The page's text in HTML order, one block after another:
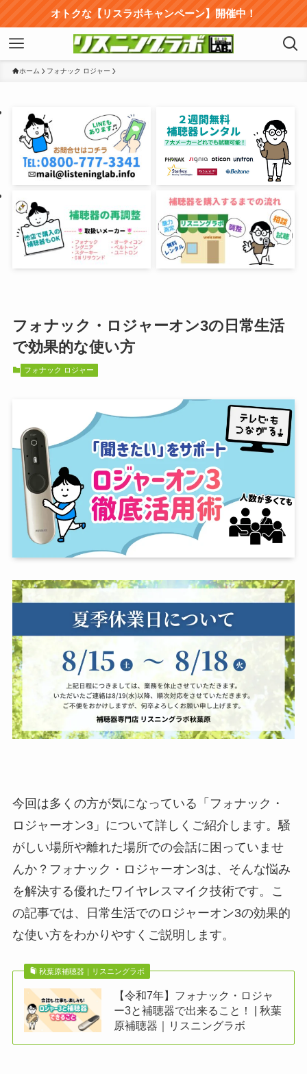
オトクな【リスラボキャンペーン】開催中！
ホーム フォナック ロジャー
フォナック・ロジャーオン3の日常生活
で効果的な使い方
フォナック ロジャー
今回は多くの方が気になっている「フォナック・
ロジャーオン3」について詳しくご紹介します。騒
がしい場所や離れた場所での会話に困っていませ
んか？フォナック・ロジャーオン3は、そんな悩み
を解決する優れたワイヤレスマイク技術です。こ
の記事では、日常生活でのロジャーオン3の効果的
な使い方をわかりやすくご説明します。
秋葉原補聴器｜リスニングラボ
【令和7年】フォナック・ロジャ
ー3と補聴器で出来ること！ | 秋葉
原補聴器｜リスニングラボ